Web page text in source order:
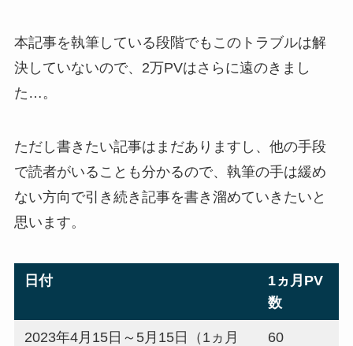
本記事を執筆している段階でもこのトラブルは解
決していないので、2万PVはさらに遠のきまし
た…。
ただし書きたい記事はまだありますし、他の手段
で読者がいることも分かるので、執筆の手は緩め
ない方向で引き続き記事を書き溜めていきたいと
思います。
日付
1ヵ月PV
数
2023年4月15日～5月15日（1ヵ月
60